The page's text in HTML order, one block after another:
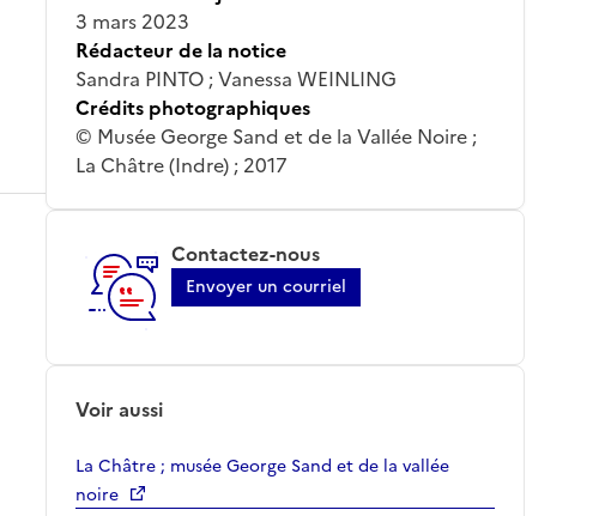
3 mars 2023
Rédacteur de la notice
Sandra PINTO ; Vanessa WEINLING
Crédits photographiques
© Musée George Sand et de la Vallée Noire ;
La Châtre (Indre) ; 2017
Contactez-nous
Envoyer un courriel
Voir aussi
La Châtre ; musée George Sand et de la vallée
noire